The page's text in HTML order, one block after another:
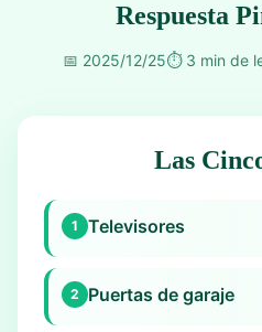
Respuesta
📅 2025/12/25⏱️ 3 min de
Las
1 Televisores
2 Puertas de garaje